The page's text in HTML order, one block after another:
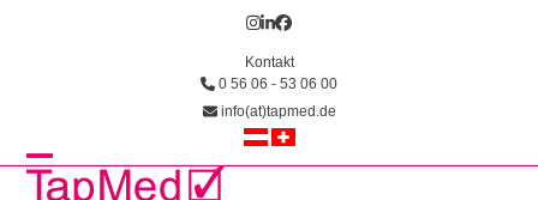
Instagram
LinkedIn
Facebook
Kontakt
0 56 06 - 53 06 00
info(at)tapmed.de
Open
Close